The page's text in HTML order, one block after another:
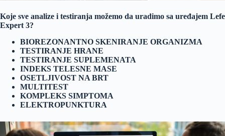
Koje sve analize i testiranja možemo da uradimo sa uređajem Lefe
Expert 3?
BIOREZONANTNO SKENIRANJE ORGANIZMA
TESTIRANJE HRANE
TESTIRANJE SUPLEMENATA
INDEKS TELESNE MASE
OSETLJIVOST NA BRT
MULTITEST
KOMPLEKS SIMPTOMA
ELEKTROPUNKTURA